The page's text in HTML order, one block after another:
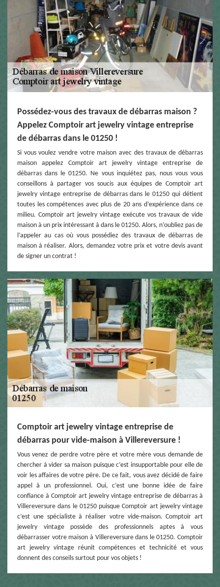
Possédez-vous des travaux de débarras maison ?
Appelez Comptoir art jewelry vintage entreprise
de débarras dans le 01250 !
Si vous voulez vendre votre maison avec des travaux de débarras
maison appelez Comptoir art jewelry vintage entreprise de
débarras dans le 01250. Ne vous inquiétez pas, nous vous vous
conseillons à partager vos soucis aux équipes de Comptoir art
jewelry vintage entreprise de débarras dans le 01250 qui détient
toutes les compétences avec plus de 20 ans d’expérience dans ce
milieu. Comptoir art jewelry vintage exécute vos travaux de vide
maison à un prix intéressant à dans le 01250. Alors, n’oubliez pas de
l’appeler au cas où vous possédiez des travaux de débarras de
maison à réaliser. Alors, demandez votre prix et votre devis avant
de signer un contrat !
Comptoir art jewelry vintage entreprise de
débarras pour vide-maison à Villereversure !
Vous venez de perdre votre père et votre mère vous demande de
chercher à vider sa maison puisque c’est insupportable pour elle de
voir les affaires de votre père. De ce fait, vous avez décidé de faire
appel à un professionnel. Oui, c’est une bonne idée de faire
confiance à Comptoir art jewelry vintage entreprise de débarras à
Villereversure dans le 01250 puisque Comptoir art jewelry vintage
c’est une spécialiste à réaliser votre vide-maison. Comptoir art
jewelry vintage possède des professionnels aptes à vous
débarrasser votre maison à Villereversure dans le 01250. Comptoir
art jewelry vintage réunit compétences et technicité et vous
donnent des conseils surtout pour vos objets !